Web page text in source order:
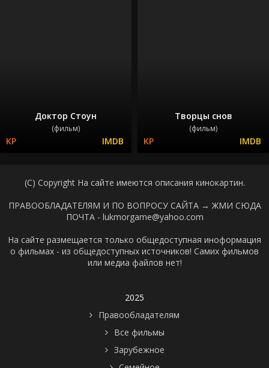
Доктор Стоун
(фильм)
Творцы снов
(фильм)
(C) Copyright На сайте имеются описания кинокартин.
ПРАВООБЛАДАТЕЛЯМ И ПО ВОПРОСУ САЙТА → ЖМИ СЮДА
ПОЧТА - lukmorgame@yahoo.com
На сайте размещается только общедоступная иноформация
о фильмах - из общедоступных источников! Самих фильмов
или медиа файлов нет!
2025
Правообладателям
Все фильмы
Зарубежное